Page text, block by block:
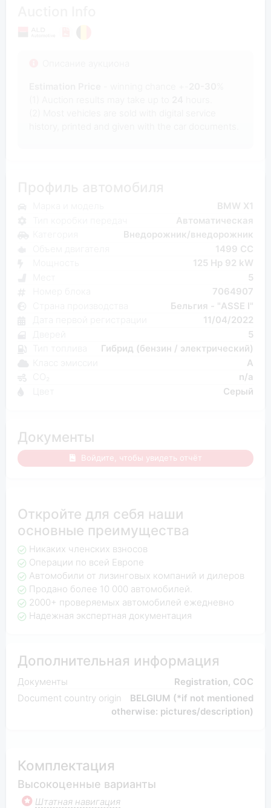
BMW X1
Автоматическая
Внедорожник/внедорожник
1499 CC
125 Hp 92 kW
5
7064907
Бельгия - "ASSE I"
11/04/2022
5
Гибрид (бензин / электрический)
A
n/a
Серый
Документы
Войдите, чтобы увидеть отчёт
Откройте для себя наши
основные преимущества
Никаких членских взносов
Операции по всей Европе
Автомобили от лизинговых компаний и дилеров
Продано более 10 000 автомобилей.
2000+ проверяемых автомобилей ежедневно
Надежная экспертная документация
Дополнительная информация
Документы
Registration, COC
Document country origin
BELGIUM (*if not mentioned
otherwise: pictures/description)
Комплектация
Высокоценные варианты
Штатная навигация